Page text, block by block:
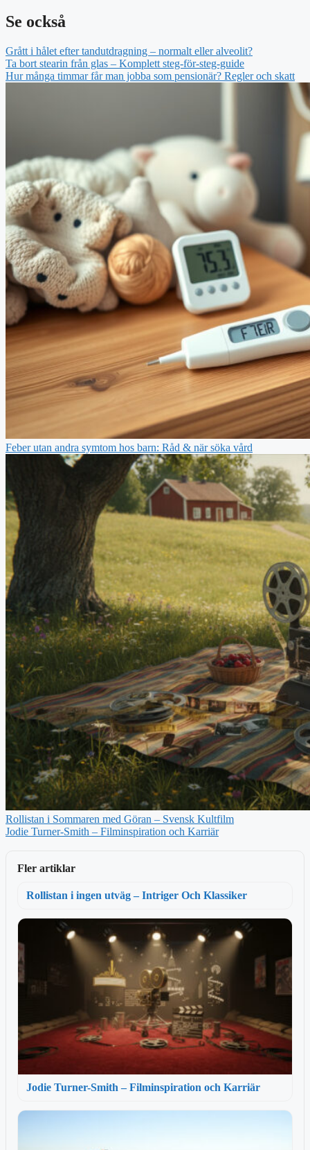
Se också
Grått i hålet efter tandutdragning – normalt eller alveolit?
Ta bort stearin från glas – Komplett steg-för-steg-guide
Hur många timmar får man jobba som pensionär? Regler och skatt
Feber utan andra symtom hos barn: Råd & när söka vård
Rollistan i Sommaren med Göran – Svensk Kultfilm
Jodie Turner-Smith – Filminspiration och Karriär
Fler artiklar
Rollistan i ingen utväg – Intriger Och Klassiker
Jodie Turner-Smith – Filminspiration och Karriär